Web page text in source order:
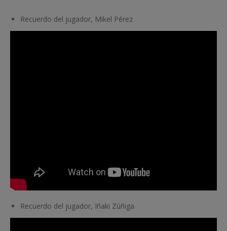
Recuerdo del jugador, Mikel Pérez
Recuerdo del jugador, Iñaki Zúñiga